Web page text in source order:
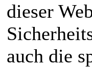
dieser
auch die